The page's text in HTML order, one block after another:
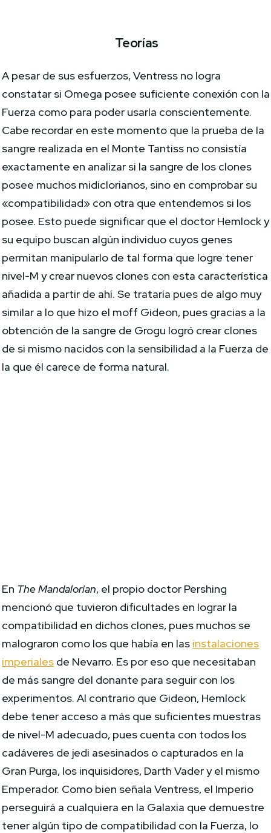
Teorías
A pesar de sus esfuerzos, Ventress no logra
constatar si Omega posee suficiente conexión con la
Fuerza como para poder usarla conscientemente.
Cabe recordar en este momento que la prueba de la
sangre realizada en el Monte Tantiss no consistía
exactamente en analizar si la sangre de los clones
posee muchos midiclorianos, sino en comprobar su
«compatibilidad» con otra que entendemos si los
posee. Esto puede significar que el doctor Hemlock y
su equipo buscan algún individuo cuyos genes
permitan manipularlo de tal forma que logre tener
nivel-M y crear nuevos clones con esta característica
añadida a partir de ahí. Se trataría pues de algo muy
similar a lo que hizo el moff Gideon, pues gracias a la
obtención de la sangre de Grogu logró crear clones
de si mismo nacidos con la sensibilidad a la Fuerza de
la que él carece de forma natural.
En The Mandalorian, el propio doctor Pershing
mencionó que tuvieron dificultades en lograr la
compatibilidad en dichos clones, pues muchos se
malograron como los que había en las instalaciones
imperiales de Nevarro. Es por eso que necesitaban
de más sangre del donante para seguir con los
experimentos. Al contrario que Gideon, Hemlock
debe tener acceso a más que suficientes muestras
de nivel-M adecuado, pues cuenta con todos los
cadáveres de jedi asesinados o capturados en la
Gran Purga, los inquisidores, Darth Vader y el mismo
Emperador. Como bien señala Ventress, el Imperio
perseguirá a cualquiera en la Galaxia que demuestre
tener algún tipo de compatibilidad con la Fuerza, lo